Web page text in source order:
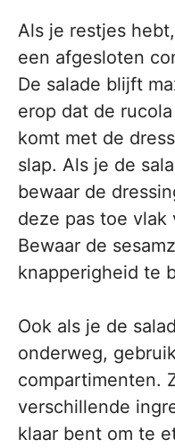
Als je restjes
een afgesloten
De salade blijft
erop dat de
komt met de
slap. Als je de
bewaar de
deze pas toe vlak
Bewaar de
knapperigheid te
Ook als je de
onderweg,
compartimenten.
verschillende
klaar bent om te